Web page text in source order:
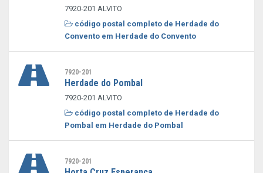
7920-201 ALVITO
código postal completo de Herdade do
Convento em Herdade do Convento
7920-201
Herdade do Pombal
7920-201 ALVITO
código postal completo de Herdade do
Pombal em Herdade do Pombal
7920-201